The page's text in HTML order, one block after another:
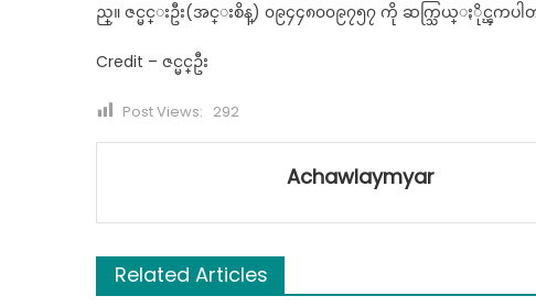
ည္။ ဇင္မင္းဦး(အင္းစိန္) ၀၉၄၄၈၀၀၉၇၅၇ ကို ဆက္သြယ္ႏိုင္ၾကပ
Credit – ဇင္မင္ဦး
Post Views: 292
Achawlaymyar
Related Articles